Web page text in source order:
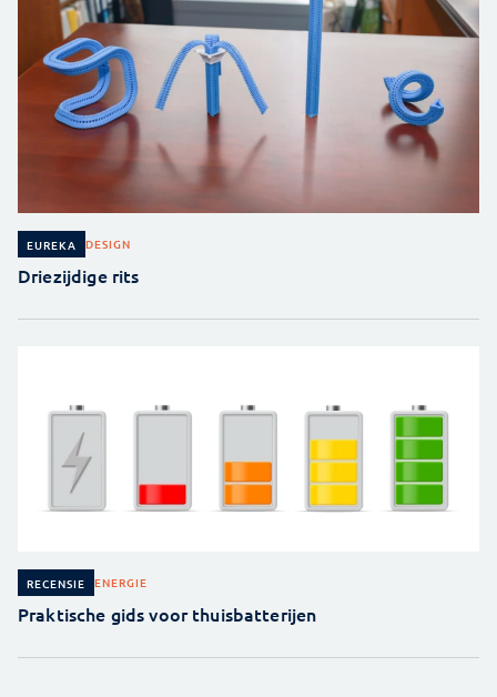
EUREKA DESIGN
Driezijdige rits
RECENSIE ENERGIE
Praktische gids voor thuisbatterijen